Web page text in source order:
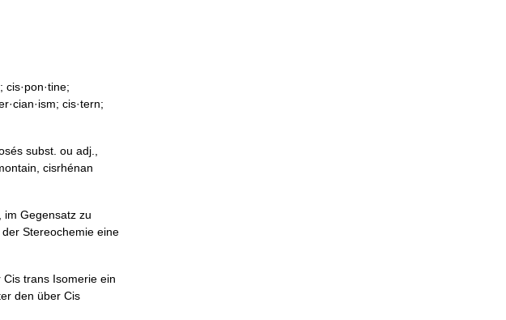
cis·pon·tine;
cis·tern;
subst. ou adj.,
cisrhénan
Gegensatz zu
Stereochemie eine
trans Isomerie ein
den über Cis